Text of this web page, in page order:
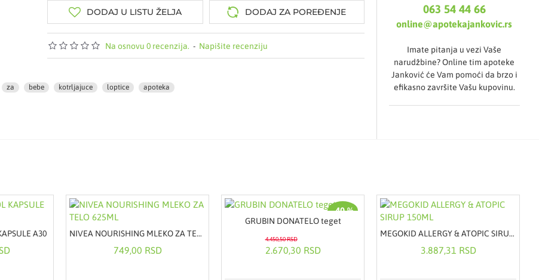
Na osnovu 0 recenzija. - Napišite recenziju
DODAJ U LISTU ŽELJA DODAJ ZA POREĐENJE
za bebe kotrljajuce loptice apoteka
063 54 44 66
online@apotekajankovic.rs
Imate pitanja u vezi Vaše
narudžbine? Online tim apoteke
Janković će Vam pomoći da brzo i
efikasno završite Vašu kupovinu.
A30 NIVEA NOURISHING MLEKO ZA TELO 625ML
749,00 RSD
-40 %
GRUBIN DONATELO teget
2.670,30 RSD
4.450,50 RSD
MEGOKID ALLERGY & ATOPIC SIRUP 150ML
3.887,31 RSD